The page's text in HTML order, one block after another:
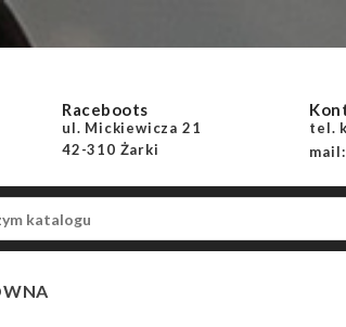
Raceboots
ul. Mickiewicza 21
42-310 Żarki
tel.
mail: